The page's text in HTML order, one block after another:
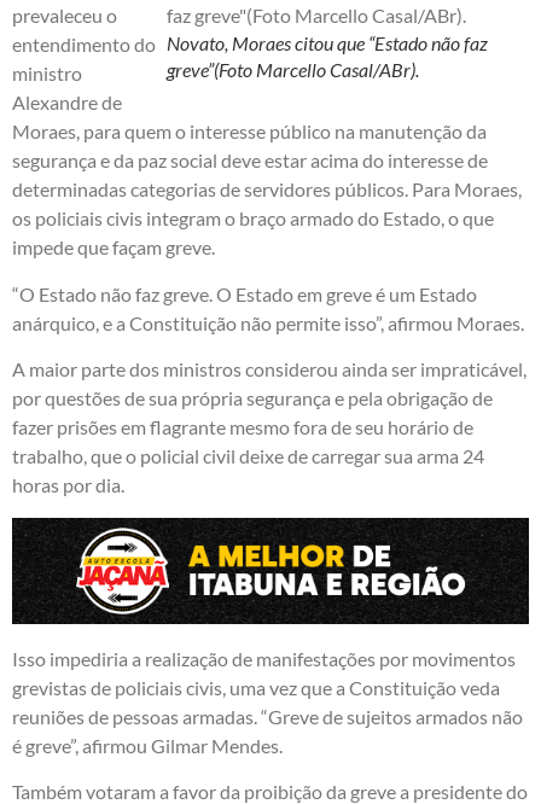
Novato, Moraes citou que “Estado não faz
greve”(Foto Marcello Casal/ABr).
prevaleceu o
entendimento do
ministro
Alexandre de
Moraes, para quem o interesse público na manutenção da
segurança e da paz social deve estar acima do interesse de
determinadas categorias de servidores públicos. Para Moraes,
os policiais civis integram o braço armado do Estado, o que
impede que façam greve.
“O Estado não faz greve. O Estado em greve é um Estado
anárquico, e a Constituição não permite isso”, afirmou Moraes.
A maior parte dos ministros considerou ainda ser impraticável,
por questões de sua própria segurança e pela obrigação de
fazer prisões em flagrante mesmo fora de seu horário de
trabalho, que o policial civil deixe de carregar sua arma 24
horas por dia.
Isso impediria a realização de manifestações por movimentos
grevistas de policiais civis, uma vez que a Constituição veda
reuniões de pessoas armadas. “Greve de sujeitos armados não
é greve”, afirmou Gilmar Mendes.
Também votaram a favor da proibição da greve a presidente do